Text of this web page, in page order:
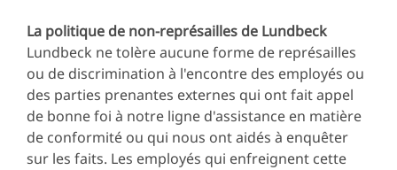
La politique de non-représailles de Lundbeck
Lundbeck ne tolère aucune forme de représailles
ou de discrimination à l'encontre des employés ou
des parties prenantes externes qui ont fait appel
de bonne foi à notre ligne d'assistance en matière
de conformité ou qui nous ont aidés à enquêter
sur les faits. Les employés qui enfreignent cette